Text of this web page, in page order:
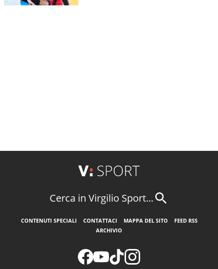
Cerca in Virgilio Sport...
CONTENUTI SPECIALI CONTATTACI MAPPA DEL SITO
FEED RSS
ARCHIVIO